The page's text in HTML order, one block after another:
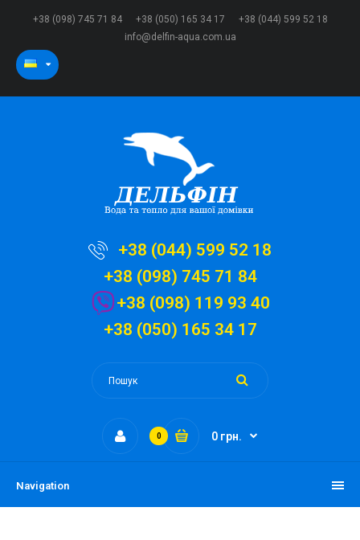
+38 (098) 745 71 84 +38 (050) 165 34 17
+38 (044) 599 52 18
info@delfin-aqua.com.ua
+38 (044) 599 52 18
+38 (098) 745 71 84
+38 (098) 119 93 40
+38 (050) 165 34 17
0 0 грн.
Navigation